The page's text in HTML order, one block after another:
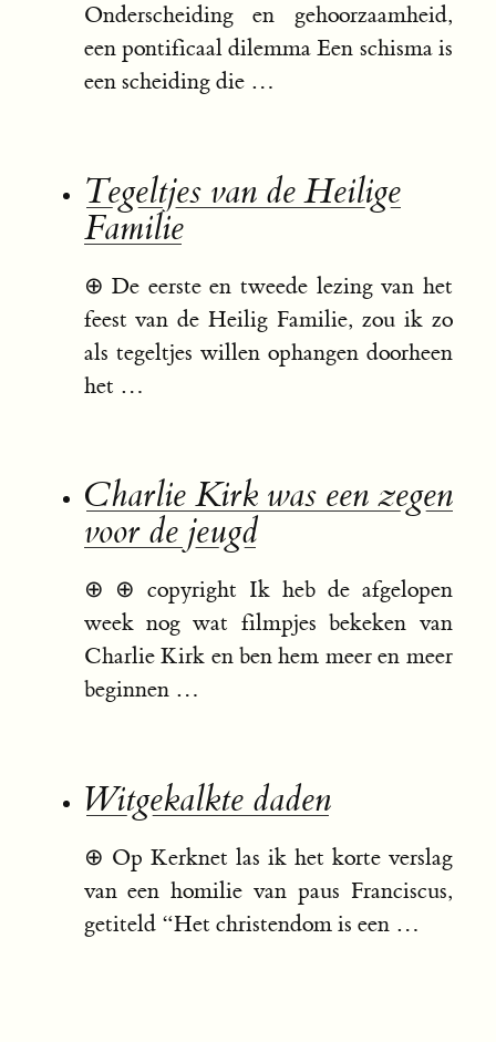
Onderscheiding en gehoorzaamheid,
een pontificaal dilemma Een schisma is
een scheiding die …
Tegeltjes van de Heilige
Familie
⊕De eerste en tweede lezing van het
feest van de Heilig Familie, zou ik zo
als tegeltjes willen ophangen doorheen
het …
Charlie Kirk was een zegen
voor de jeugd
⊕ ⊕ copyright Ik heb de afgelopen
week nog wat filmpjes bekeken van
Charlie Kirk en ben hem meer en meer
beginnen …
Witgekalkte daden
⊕ Op Kerknet las ik het korte verslag
van een homilie van paus Franciscus,
getiteld “Het christendom is een …